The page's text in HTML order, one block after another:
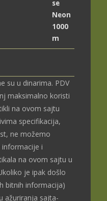
su u dinarima. PDV
maksimalno koristi
na ovom sajtu
specifikacija,
ne možemo
informacije i
na ovom sajtu u
je ipak došlo
bitnih informacija)
ažuriranja sajta-